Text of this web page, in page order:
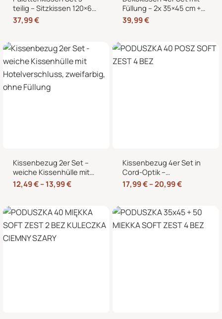
teilig – Sitzkissen 120×60
cm + 2 Rückenkissen
60×40 cm für
37,99€
Füllung – 2x 35×45 cm +
2x 40×40 cm Zierkissen
für Sofa und Bett
39,99€
Kissenbezug 2er Set –
weiche Kissenhülle mit
Hotelverschluss,
zweifarbig, ohne Füllung
12,49€–13,99€
Kissenbezug 4er Set in
Cord-Optik –
Zierkissenbezüge ohne
Reißverschluss mit
45×45 und 50×50 cm
17,99€–20,99€